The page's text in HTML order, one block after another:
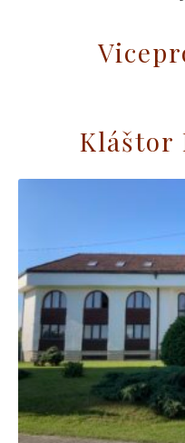
Kláštor